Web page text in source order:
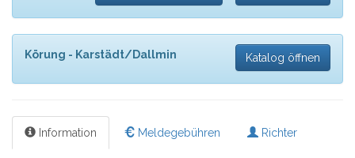
Körung - Karstädt/Dallmin Katalog öffnen
Information Meldegebühren Richter